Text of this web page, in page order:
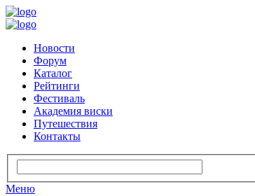
Новости
Форум
Каталог
Рейтинги
Фестиваль
Академия виски
Путешествия
Контакты
Меню